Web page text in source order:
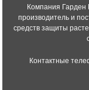
Компания
производитель и
средств защиты
Контактные